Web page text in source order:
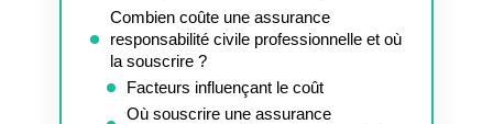
Combien coûte une assurance
responsabilité civile professionnelle et où
la souscrire ?
Facteurs influençant le coût
Où souscrire une assurance